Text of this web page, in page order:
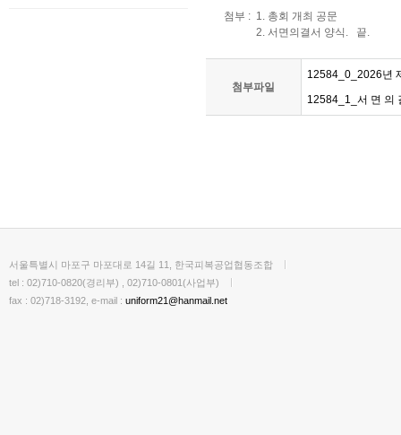
첨부 :  1. 총회 개최 공문
            2. 서면의결서 양식.   끝.
첨부파일
12584_0_2026년
12584_1_서 면 의
서울특별시 마포구 마포대로 14길 11, 한국피복공업협동조합
tel : 02)710-0820(경리부) , 02)710-0801(사업부)
fax : 02)718-3192, e-mail : uniform21@hanmail.net